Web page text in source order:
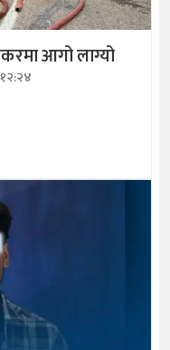
आगो लाग्यो